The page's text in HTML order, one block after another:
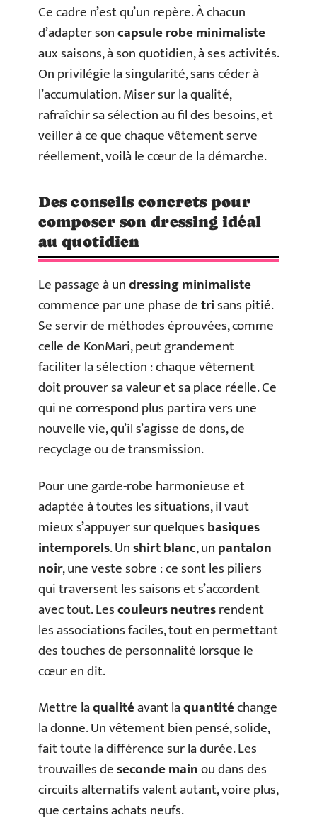
Ce cadre n’est qu’un repère. À chacun
d’adapter soncapsule robe minimaliste
aux saisons, à son quotidien, à ses activités.
On privilégie la singularité, sans céder à
l’accumulation. Miser sur la qualité,
rafraîchir sa sélection au fil des besoins, et
veiller à ce que chaque vêtement serve
réellement, voilà le cœur de la démarche.
Des conseils concrets pour
composer son dressing idéal
au quotidien
Le passage à undressing minimaliste
commence par une phase detrisans pitié.
Se servir de méthodes éprouvées, comme
celle de KonMari, peut grandement
faciliter la sélection : chaque vêtement
doit prouver sa valeur et sa place réelle. Ce
qui ne correspond plus partira vers une
nouvelle vie, qu’il s’agisse de dons, de
recyclage ou de transmission.
Pour une garde-robe harmonieuse et
adaptée à toutes les situations, il vaut
mieux s’appuyer sur quelquesbasiques
intemporels. Unshirt blanc, unpantalon
noir, une veste sobre : ce sont les piliers
qui traversent les saisons et s’accordent
avec tout. Lescouleurs neutresrendent
les associations faciles, tout en permettant
des touches de personnalité lorsque le
cœur en dit.
Mettre laqualitéavant laquantitéchange
la donne. Un vêtement bien pensé, solide,
fait toute la différence sur la durée. Les
trouvailles deseconde mainou dans des
circuits alternatifs valent autant, voire plus,
que certains achats neufs.